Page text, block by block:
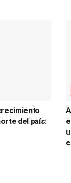
del país: